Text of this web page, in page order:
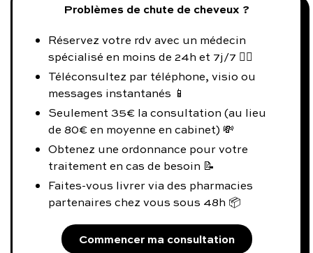
Problèmes de chute de cheveux ?
Réservez votre rdv avec un médecin
spécialisé en moins de 24h et 7j/7 👨‍⚕️
Téléconsultez par téléphone, visio ou
messages instantanés 📱
Seulement 35€ la consultation (au lieu
de 80€ en moyenne en cabinet) 💸
Obtenez une ordonnance pour votre
traitement en cas de besoin 📝
Faites-vous livrer via des pharmacies
partenaires chez vous sous 48h 📦
Commencer ma consultation